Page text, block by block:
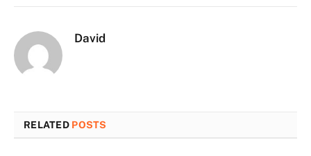
David
RELATED POSTS